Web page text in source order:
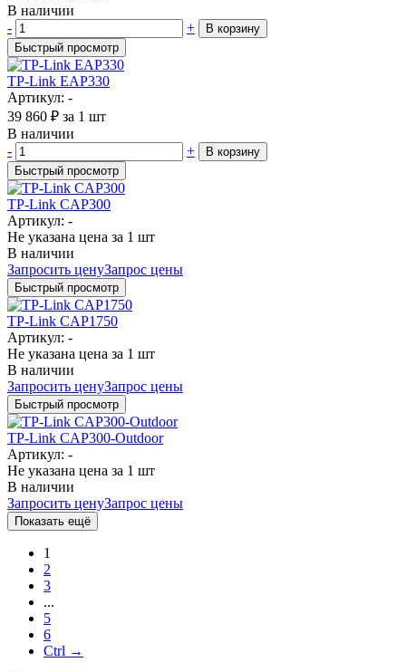
В наличии
-
+
В корзину
Быстрый просмотр
TP-Link EAP330
Артикул: -
39 860 ₽ за 1 шт
В наличии
-
+
В корзину
Быстрый просмотр
TP-Link CAP300
Артикул: -
Не указана цена за 1 шт
В наличии
Запросить ценуЗапрос цены
Быстрый просмотр
TP-Link CAP1750
Артикул: -
Не указана цена за 1 шт
В наличии
Запросить ценуЗапрос цены
Быстрый просмотр
TP-Link CAP300-Outdoor
Артикул: -
Не указана цена за 1 шт
В наличии
Запросить ценуЗапрос цены
Показать ещё
1
2
3
...
5
6
Ctrl →